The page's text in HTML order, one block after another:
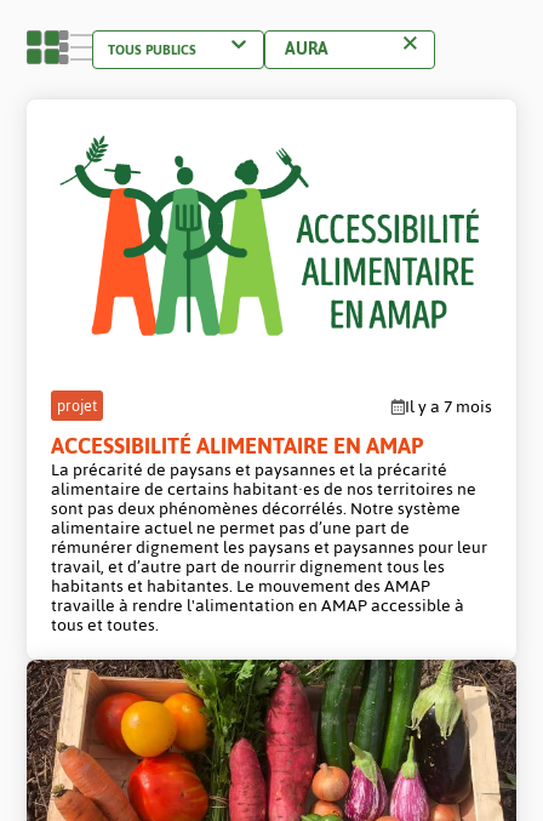
AURA
projet Il y a 7 mois
ACCESSIBILITÉ ALIMENTAIRE EN AMAP
La précarité de paysans et paysannes et la précarité
alimentaire de certains habitant·es de nos territoires ne
sont pas deux phénomènes décorrélés. Notre système
alimentaire actuel ne permet pas d’une part de
rémunérer dignement les paysans et paysannes pour leur
travail, et d’autre part de nourrir dignement tous les
habitants et habitantes. Le mouvement des AMAP
travaille à rendre l'alimentation en AMAP accessible à
tous et toutes.
projet